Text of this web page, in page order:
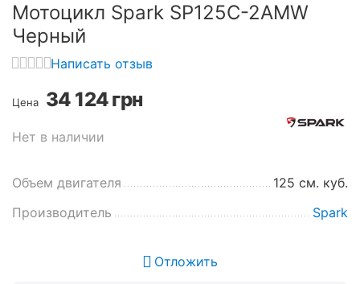
Мотоцикл Spark SP125C-2AMW
Черный
Написать отзыв
Цена 34 124грн
Нет в наличии
Объем двигателя
125 см. куб.
Производитель
Spark
Отложить